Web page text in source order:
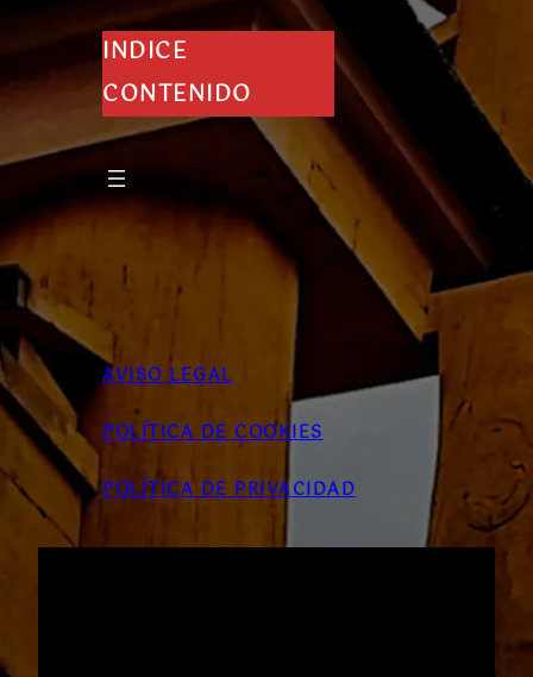
INDICE
CONTENIDO
AVISO LEGAL
POLÍTICA DE COOKIES
POLÍTICA DE PRIVACIDAD